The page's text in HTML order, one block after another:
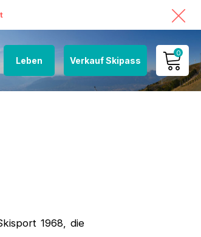
Leben Verkauf Skipass
0
MEIN KONTO
1968, die